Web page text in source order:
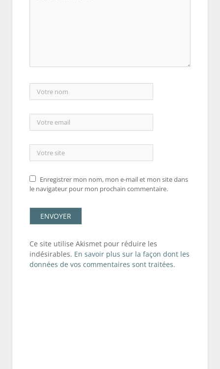
Enregistrer mon nom, mon e-mail et mon site dans
le navigateur pour mon prochain commentaire.
Ce site utilise Akismet pour réduire les
indésirables. En savoir plus sur la façon dont les
données de vos commentaires sont traitées.